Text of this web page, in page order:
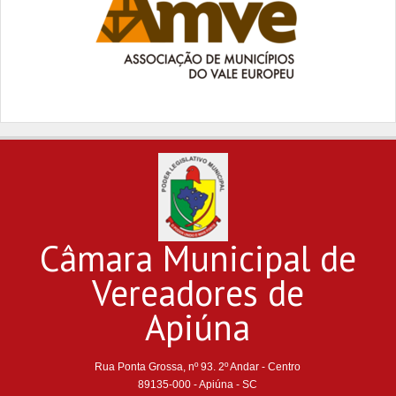
Câmara Municipal de
Vereadores de
Apiúna
Rua Ponta Grossa, nº 93. 2º Andar - Centro
89135-000 - Apiúna - SC